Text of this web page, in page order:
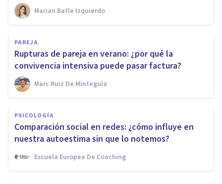
Marian Batle Izquierdo
PAREJA
Rupturas de pareja en verano: ¿por qué la
convivencia intensiva puede pasar factura?
Marc Ruiz De Minteguía
PSICOLOGÍA
Comparación social en redes: ¿cómo influye en
nuestra autoestima sin que lo notemos?
Escuela Europea De Coaching